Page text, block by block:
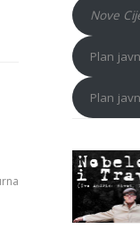
Nove
Plan
Plan